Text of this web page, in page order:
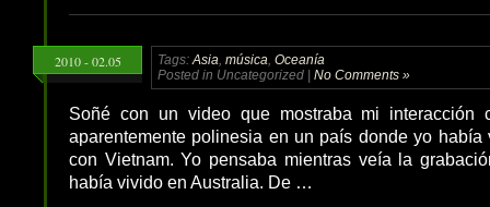
2010 - 02.05 Tags: Asia música Oceanía
Posted in Uncategorized | No Comments »
Soñé con un video que mostraba mi interacción
aparentemente polinesia en un país donde yo había
con Vietnam. Yo pensaba mientras veía la
había vivido en Australia. De …